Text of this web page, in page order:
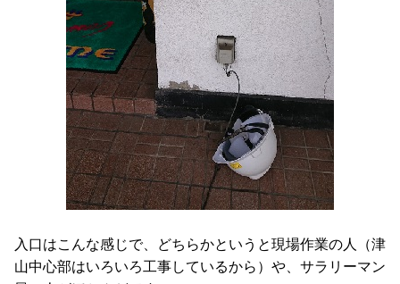
入口はこんな感じで、どちらかというと現場作業の人（津
山中心部はいろいろ工事しているから）や、サラリーマン